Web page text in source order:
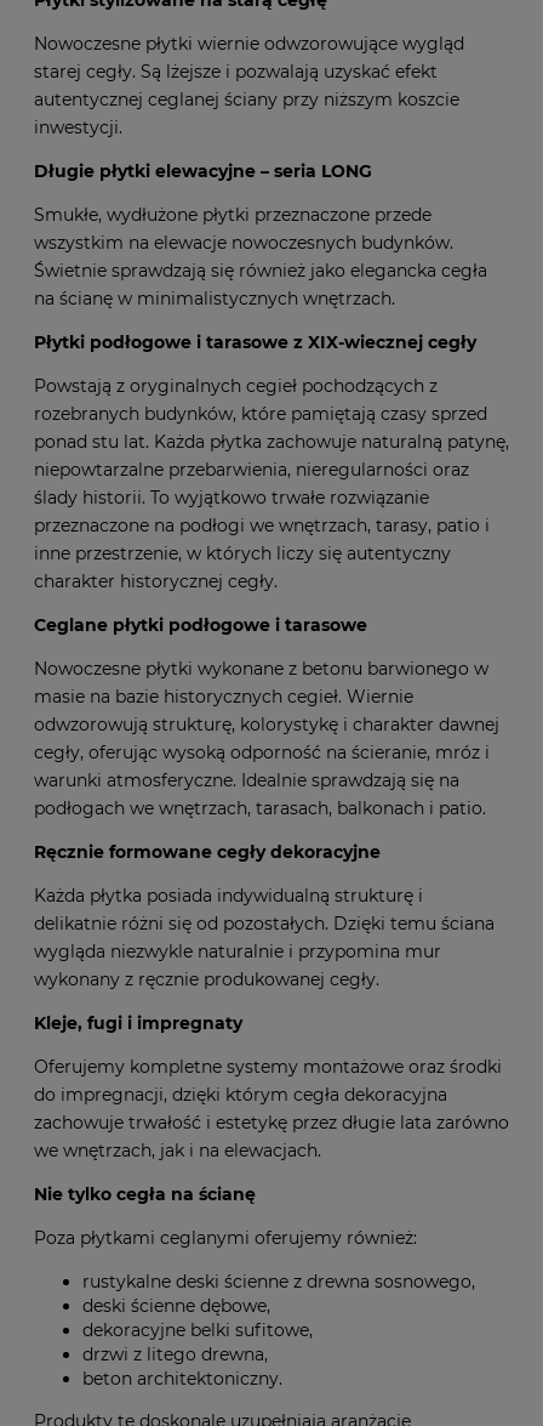
Płytki stylizowane na starą cegłę
Nowoczesne płytki wiernie odwzorowujące wygląd
starej cegły. Są lżejsze i pozwalają uzyskać efekt
autentycznej ceglanej ściany przy niższym koszcie
inwestycji.
Długie płytki elewacyjne – seria LONG
Smukłe, wydłużone płytki przeznaczone przede
wszystkim na elewacje nowoczesnych budynków.
Świetnie sprawdzają się również jako elegancka cegła
na ścianę w minimalistycznych wnętrzach.
Płytki podłogowe i tarasowe z XIX-wiecznej cegły
Powstają z oryginalnych cegieł pochodzących z
rozebranych budynków, które pamiętają czasy sprzed
ponad stu lat. Każda płytka zachowuje naturalną patynę,
niepowtarzalne przebarwienia, nieregularności oraz
ślady historii. To wyjątkowo trwałe rozwiązanie
przeznaczone na podłogi we wnętrzach, tarasy, patio i
inne przestrzenie, w których liczy się autentyczny
charakter historycznej cegły.
Ceglane płytki podłogowe i tarasowe
Nowoczesne płytki wykonane z betonu barwionego w
masie na bazie historycznych cegieł. Wiernie
odwzorowują strukturę, kolorystykę i charakter dawnej
cegły, oferując wysoką odporność na ścieranie, mróz i
warunki atmosferyczne. Idealnie sprawdzają się na
podłogach we wnętrzach, tarasach, balkonach i patio.
Ręcznie formowane cegły dekoracyjne
Każda płytka posiada indywidualną strukturę i
delikatnie różni się od pozostałych. Dzięki temu ściana
wygląda niezwykle naturalnie i przypomina mur
wykonany z ręcznie produkowanej cegły.
Kleje, fugi i impregnaty
Oferujemy kompletne systemy montażowe oraz środki
do impregnacji, dzięki którym cegła dekoracyjna
zachowuje trwałość i estetykę przez długie lata zarówno
we wnętrzach, jak i na elewacjach.
Nie tylko cegła na ścianę
Poza płytkami ceglanymi oferujemy również:
rustykalne deski ścienne z drewna sosnowego,
deski ścienne dębowe,
dekoracyjne belki sufitowe,
drzwi z litego drewna,
beton architektoniczny.